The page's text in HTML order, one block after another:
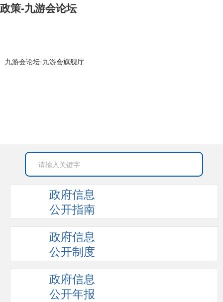
政策-九游会论坛
九游会论坛-九游会旗舰厅
政府信息
公开指南
政府信息
公开制度
政府信息
公开年报